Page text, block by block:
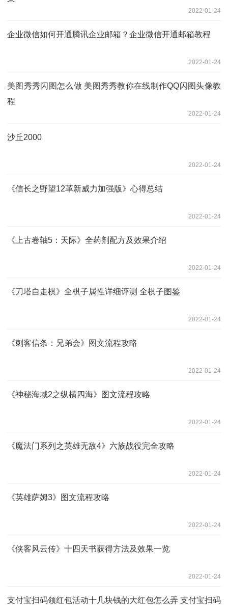
2022-01-24
企业微信如何开通腾讯企业邮箱？企业微信开通邮箱教程
2022-01-24
美图秀秀闪图怎么做 美图秀秀教你在线制作QQ闪图头像教
程
2022-01-24
沙丘2000
2022-01-24
《信长之野望12革新威力加强版》心得总结
2022-01-24
《上古卷轴5：天际》全药剂配方及效果介绍
2022-01-24
《刀塔自走棋》全棋子属性详细评测 全棋子图鉴
2022-01-24
《刺客信条：兄弟会》图文流程攻略
2022-01-24
《神秘海域2之纵横四海》图文流程攻略
2022-01-24
《魔法门系列之英雄无敌4》六族战役完全攻略
2022-01-24
《英雄萨姆3》图文流程攻略
2022-01-24
《侠客风云传》十四天书获得方法及效果一览
2022-01-24
支付宝扫码领红包活动十几块钱的大红包怎么弄 支付宝扫码